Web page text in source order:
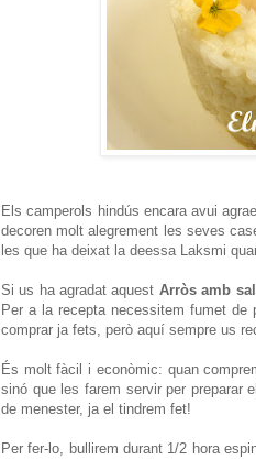
Els camperols hindús encara avui
decoren molt alegrement les seves
les que ha deixat la deessa Laksmi
Si us ha agradat aquest Arròs amb
Per a la recepta necessitem fumet
comprar ja fets, però aquí sempre us
És molt fàcil i econòmic: quan
sinó que les farem servir per preparar
de menester, ja el tindrem fet!
Per fer-lo, bullirem durant 1/2 hora